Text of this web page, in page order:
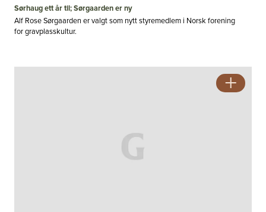
Sørhaug ett år til; Sørgaarden er ny
Alf Rose Sørgaarden er valgt som nytt styremedlem i Norsk forening
for gravplasskultur.